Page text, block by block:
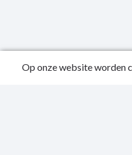
Op onze website worden